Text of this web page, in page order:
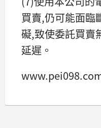
買賣,仍可能面臨
礙,致使委託買賣
延遲。